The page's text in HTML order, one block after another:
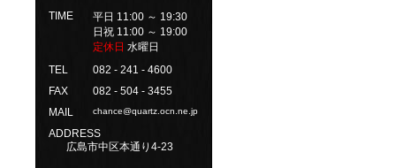
TIME
平日 11:00 ～ 19:30
日祝 11:00 ～ 19:00
定休日 水曜日
TEL
082 - 241 - 4600
FAX
082 - 504 - 3455
MAIL
chance@quartz.ocn.ne.jp
ADDRESS
広島市中区本通り4-23